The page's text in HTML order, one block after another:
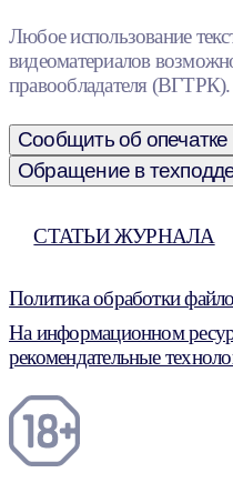
Любое использование
видеоматериалов
правообладателя (ВГТРК).
Сообщить об опечатке
Обращение в
СТАТЬИ ЖУРНАЛА
Политика обработки
На информационном
рекомендательные